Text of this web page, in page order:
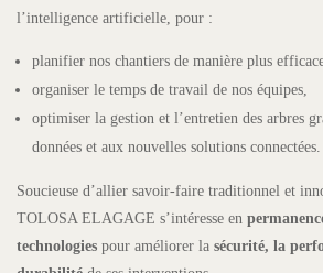
l’intelligence artificielle, pour :
planifier nos chantiers de manière plus
organiser le temps de travail de nos équipes,
optimiser la gestion et l’entretien des arbres
données et aux nouvelles solutions connectées.
Soucieuse d’allier savoir-faire traditionnel et
TOLOSA ELAGAGE s’intéresse en
technologies pour améliorer la sécurité, la